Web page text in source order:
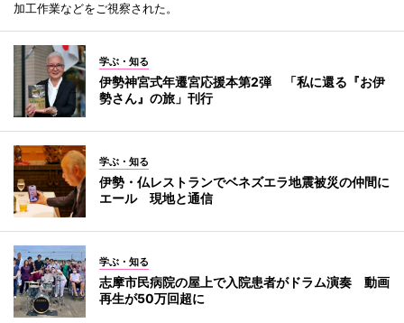
加工作業などをご視察された。
学ぶ・知る
伊勢神宮式年遷宮応援本第2弾 「私に還る『お伊
勢さん』の旅」刊行
学ぶ・知る
伊勢・仏レストランでベネズエラ地震被災の仲間に
エール 現地と通信
学ぶ・知る
志摩市民病院の屋上で入院患者がドラム演奏 動画
再生が50万回超に